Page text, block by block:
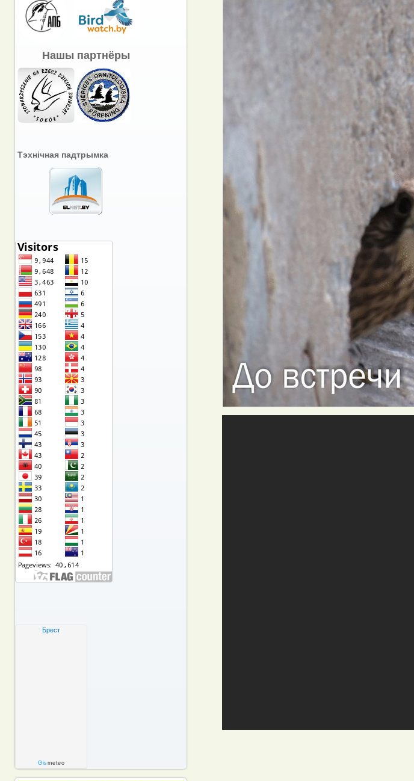
Нашы партнёры
Тэхнічная падтрымка
Брест
Gismeteo